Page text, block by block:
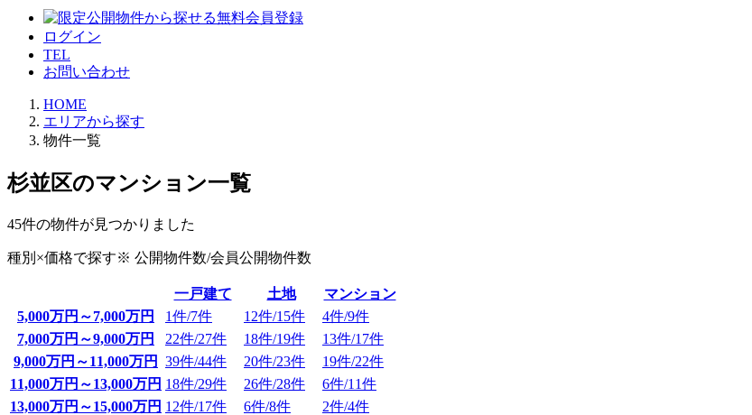
ログイン
TEL
お問い合わせ
HOME
エリアから探す
物件一覧
杉並区のマンション一覧
45件の物件が見つかりました
種別×価格で探す※ 公開物件数/会員公開物件数
一戸建て 土地
マンション
5,000万円～7,000万円
1件/7件 12件/15件 4件/9件
7,000万円～9,000万円
22件/27件 18件/19件 13件/17件
9,000万円～11,000万円
39件/44件 20件/23件 19件/22件
11,000万円～13,000万円 18件/29件 26件/28件 6件/11件
13,000万円～15,000万円 12件/17件 6件/8件 2件/4件